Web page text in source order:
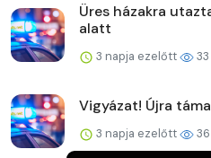
Üres házakra
alatt
3 napja ezelőtt 33
Vigyázat! Újra
3 napja ezelőtt 36